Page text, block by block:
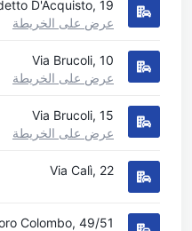
D'Acquisto, 19
عرض على الخريطة
Via Brucoli, 10
عرض على الخريطة
Via Brucoli, 15
عرض على الخريطة
Via Calì, 22
Colombo, 49/51